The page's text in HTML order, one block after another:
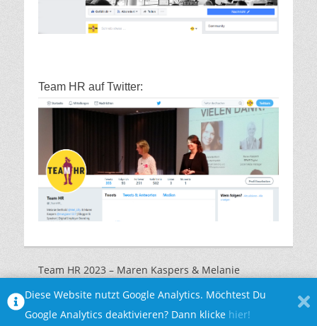
Team HR auf Twitter:
Team HR 2023 – Maren Kaspers & Melanie
Diese Website nutzt Google Analytics. Möchtest Du
Google Analytics deaktivieren? Dann klicke hier!